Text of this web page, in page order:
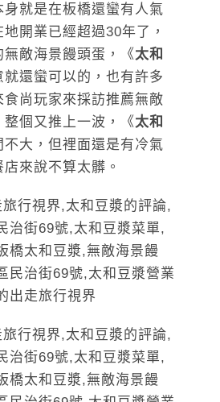
身就是在板橋還蠻有人氣
開業已經超過30年了，
敵海景饅頭蛋，《太和
就還蠻可以的，也有許多
尚玩家來採訪推薦無敵
個又推上一波，《太和
不大，但裡面還是有冷氣
來說不算太髒。